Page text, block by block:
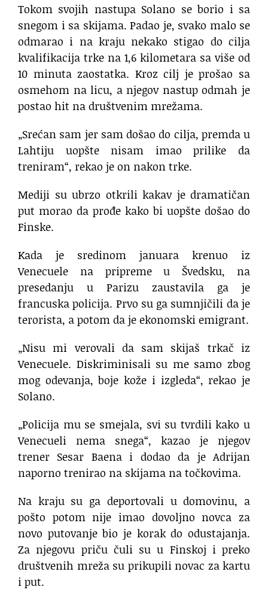
Tokom svojih nastupa Solano se borio i sa
snegom i sa skijama. Padao je, svako malo se
odmarao i na kraju nekako stigao do cilja
kvalifikacija trke na 1,6 kilometara sa više od
10 minuta zaostatka. Kroz cilj je prošao sa
osmehom na licu, a njegov nastup odmah je
postao hit na društvenim mrežama.
„Srećan sam jer sam došao do cilja, premda u
Lahtiju uopšte nisam imao prilike da
treniram“, rekao je on nakon trke.
Mediji su ubrzo otkrili kakav je dramatičan
put morao da prođe kako bi uopšte došao do
Finske.
Kada je sredinom januara krenuo iz
Venecuele na pripreme u Švedsku, na
presedanju u Parizu zaustavila ga je
francuska policija. Prvo su ga sumnjičili da je
terorista, a potom da je ekonomski emigrant.
„Nisu mi verovali da sam skijaš trkač iz
Venecuele. Diskriminisali su me samo zbog
mog odevanja, boje kože i izgleda“, rekao je
Solano.
„Policija mu se smejala, svi su tvrdili kako u
Venecueli nema snega“, kazao je njegov
trener Sesar Baena i dodao da je Adrijan
naporno trenirao na skijama na točkovima.
Na kraju su ga deportovali u domovinu, a
pošto potom nije imao dovoljno novca za
novo putovanje bio je korak do odustajanja.
Za njegovu priču čuli su u Finskoj i preko
društvenih mreža su prikupili novac za kartu
i put.